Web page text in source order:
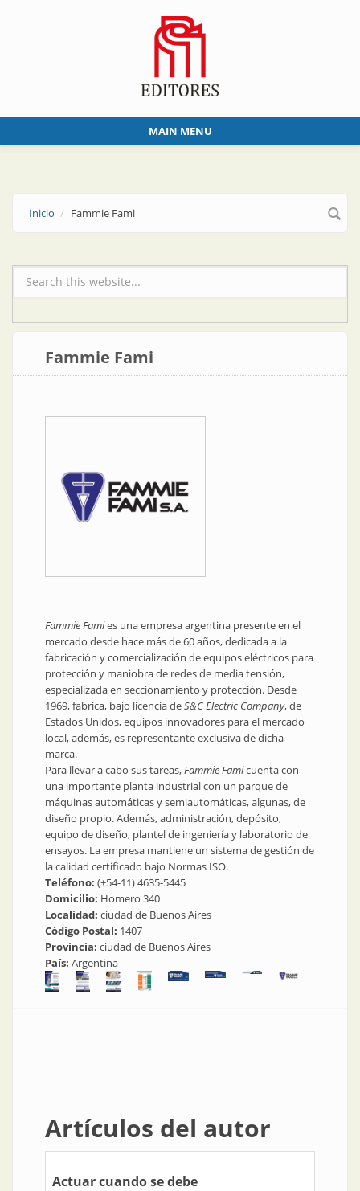
MAIN MENU
Inicio Fammie Fami
Formulario de búsqueda
Fammie Fami
Fammie Famies una empresa argentina presente en el
mercado desde hace más de 60 años, dedicada a la
fabricación y comercialización de equipos eléctricos para
protección y maniobra de redes de media tensión,
especializada en seccionamiento y protección. Desde
1969, fabrica, bajo licencia deS&C Electric Company, de
Estados Unidos, equipos innovadores para el mercado
local, además, es representante exclusiva de dicha
marca.
Para llevar a cabo sus tareas,Fammie Famicuenta con
una importante planta industrial con un parque de
máquinas automáticas y semiautomáticas, algunas, de
diseño propio. Además, administración, depósito,
equipo de diseño, plantel de ingeniería y laboratorio de
ensayos. La empresa mantiene un sistema de gestión de
la calidad certificado bajo Normas ISO.
Teléfono: (+54-11) 4635-5445
Domicilio: Homero 340
Localidad: ciudad de Buenos Aires
Código Postal: 1407
Provincia: ciudad de Buenos Aires
País: Argentina
Artículos del autor
Actuar cuando se debe